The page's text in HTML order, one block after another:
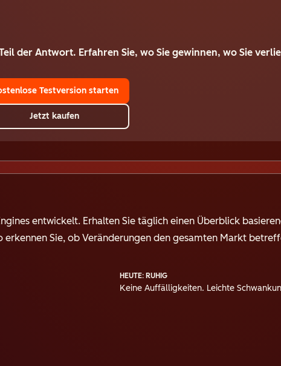
der Antwort. Erfahren Sie, wo Sie gewinnen, wo Sie
Testversion starten
Jetzt kaufen
entwickelt. Erhalten Sie täglich einen Überblick
erkennen Sie, ob Veränderungen den gesamten Markt
HEUTE: RUHIG
Keine Auffälligkeiten. Leichte